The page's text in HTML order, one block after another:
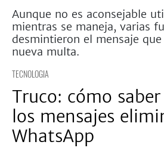
Aunque no es aconsejable
mientras se maneja, varias
desmintieron el mensaje
nueva multa.
TECNOLOGIA
Truco: cómo
los mensajes
WhatsApp